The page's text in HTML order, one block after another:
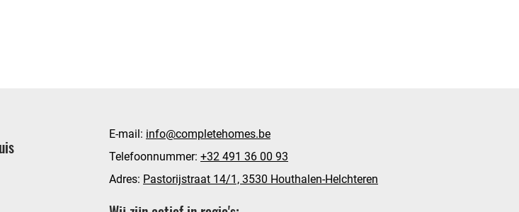
E-mail: info@completehomes.be
Telefoonnummer: +32 491 36 00 93
Adres: Pastorijstraat 14/1, 3530 Houthalen-Helchteren